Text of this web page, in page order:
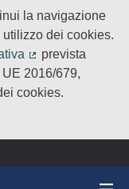
la navigazione
dei cookies.
(Collegamento
prevista
2016/679,
cookies.